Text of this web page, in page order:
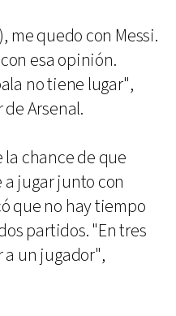
me quedo con Messi.
esa opinión.
no tiene lugar",
Arsenal.
chance de que
jugar junto con
que no hay tiempo
partidos. "En tres
a un jugador",